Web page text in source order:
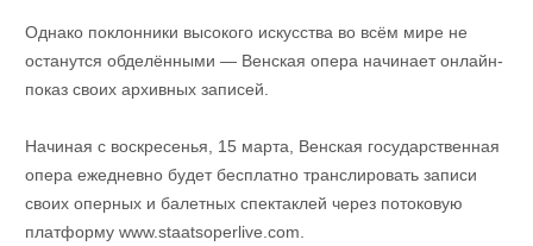
Однако поклонники высокого искусства во всём мире не
останутся обделёнными — Венская опера начинает онлайн-
показ своих архивных записей.
Начиная с воскресенья, 15 марта, Венская государственная
опера ежедневно будет бесплатно транслировать записи
своих оперных и балетных спектаклей через потоковую
платформу www.staatsoperlive.com.